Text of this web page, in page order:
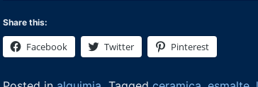
Share this:
Facebook Twitter Pinterest